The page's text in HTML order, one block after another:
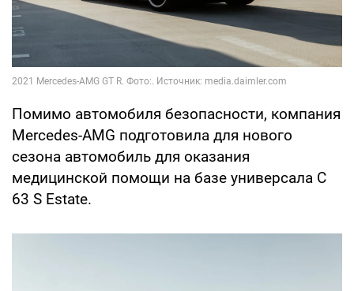
Помимо автомобиля безопасности, компания
Mercedes-AMG подготовила для нового
сезона автомобиль для оказания
медицинской помощи на базе универсала C
63 S Estate.